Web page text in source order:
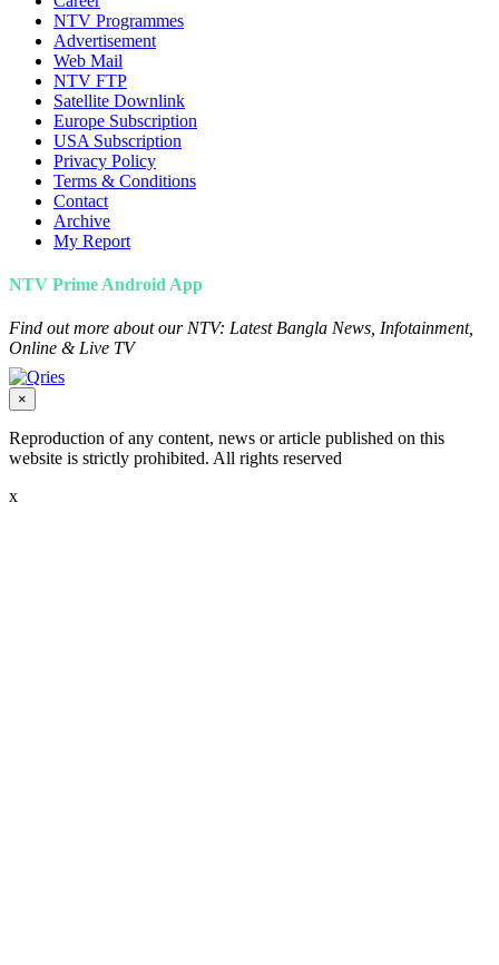
NTV Programmes
Advertisement
Web Mail
NTV FTP
Satellite Downlink
Europe Subscription
USA Subscription
Privacy Policy
Terms & Conditions
Contact
Archive
My Report
NTV Prime Android App
Find out more about our NTV: Latest Bangla News, Infotainment,
Online & Live TV
×
Reproduction of any content, news or article published on this
website is strictly prohibited. All rights reserved
x